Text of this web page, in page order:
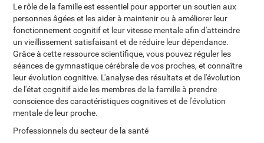
Le rôle de la famille est essentiel pour apporter un soutien aux
personnes âgées et les aider à maintenir ou à améliorer leur
fonctionnement cognitif et leur vitesse mentale afin d'atteindre
un vieillissement satisfaisant et de réduire leur dépendance.
Grâce à cette ressource scientifique, vous pouvez réguler les
séances de gymnastique cérébrale de vos proches, et connaître
leur évolution cognitive. L'analyse des résultats et de l'évolution
de l'état cognitif aide les membres de la famille à prendre
conscience des caractéristiques cognitives et de l'évolution
mentale de leur proche.
Professionnels du secteur de la santé